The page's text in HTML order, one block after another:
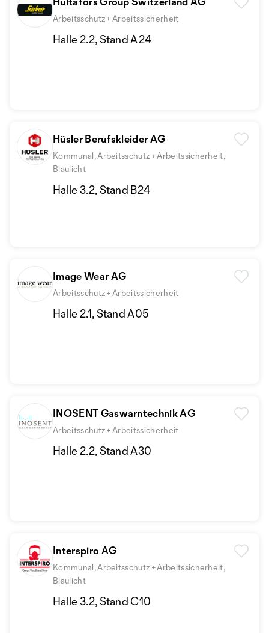
Arbeitsschutz + Arbeitssicherheit
Halle 2.2, Stand A24
Hüsler Berufskleider AG
Kommunal, Arbeitsschutz + Arbeitssicherheit,
Blaulicht
Halle 3.2, Stand B24
Image Wear AG
Arbeitsschutz + Arbeitssicherheit
Halle 2.1, Stand A05
INOSENT Gaswarntechnik AG
Arbeitsschutz + Arbeitssicherheit
Halle 2.2, Stand A30
Interspiro AG
Kommunal, Arbeitsschutz + Arbeitssicherheit,
Blaulicht
Halle 3.2, Stand C10